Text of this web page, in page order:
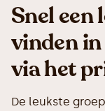
Snel een
vinden
via het
De leukste